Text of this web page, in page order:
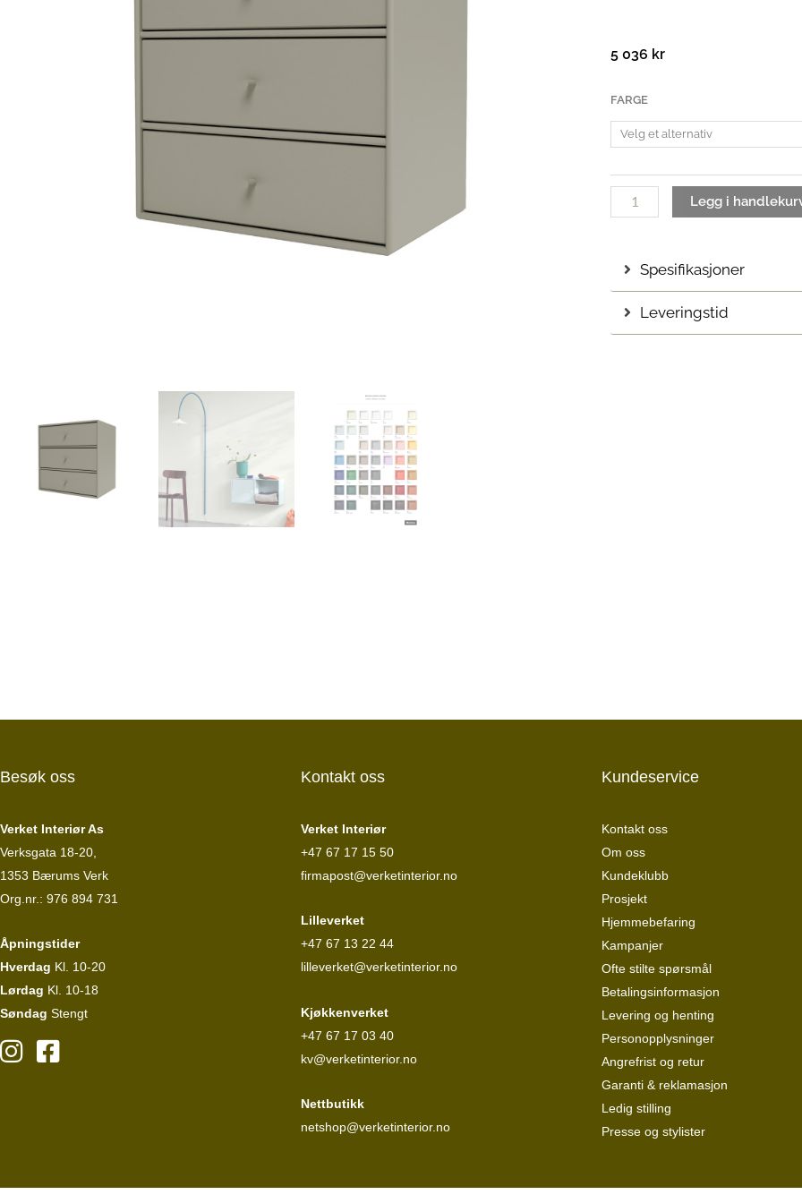
5 036 kr
FARGE
Montana
Mini
1007
Legg i
Spesifikasjoner
Leveringstid
Besøk oss
Verket Interiør As
Verksgata 18-20,
1353 Bærums Verk
Org.nr.: 976 894 731
Åpningstider
Hverdag Kl. 10-20
Lørdag Kl. 10-18
Søndag Stengt
Kontakt oss
Verket Interiør
+47 67 17 15 50
firmapost@verketinterior.no
Lilleverket
+47 67 13 22 44
lilleverket@verketinterior.no
Kjøkkenverket
+47 67 17 03 40
kv@verketinterior.no
Nettbutikk
netshop@verketinterior.no
Kundeservice
Kontakt oss
Om oss
Kundeklubb
Prosjekt
Hjemmebefaring
Kampanjer
Ofte stilte spørsmål
Betalingsinformasjon
Levering og henting
Personopplysninger
Angrefrist og retur
Garanti & reklamasjon
Ledig stilling
Presse og stylister